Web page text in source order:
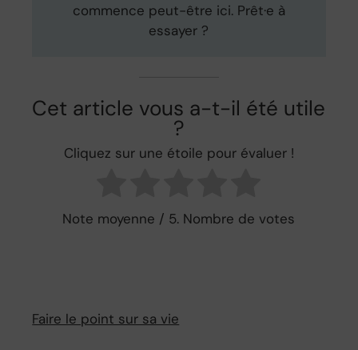
commence peut-être ici. Prêt·e à
essayer ?
Cet article vous a-t-il été utile
?
Cliquez sur une étoile pour évaluer !
Note moyenne / 5. Nombre de votes
Faire le point sur sa vie